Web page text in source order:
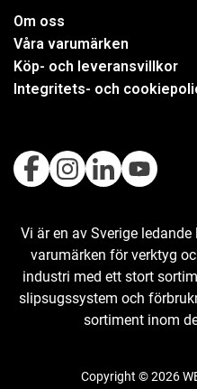
Om oss
Våra varumärken
Köp- och leveransvillkor
Integritets- och
Vi är en av Sverige
varumärken för verktyg
industri med ett stort
slipsugssystem och
sortiment inom
Copyright © 2026